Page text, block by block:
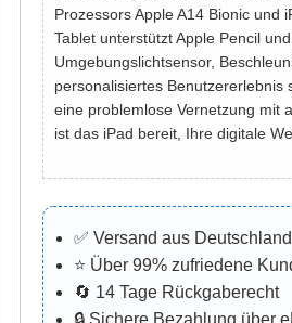
Prozessors Apple A14 Bionic und
Tablet unterstützt Apple Pencil
Umgebungslichtsensor,
personalisiertes Benutzererlebnis
eine problemlose Vernetzung mit
ist das iPad bereit, Ihre digitale
✅ Versand aus Deutschland
⭐ Über 99% zufriedene
🔄 14 Tage Rückgaberecht
🔒 Sichere Bezahlung über